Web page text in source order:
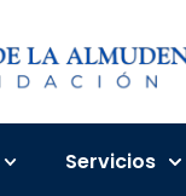
Servicios